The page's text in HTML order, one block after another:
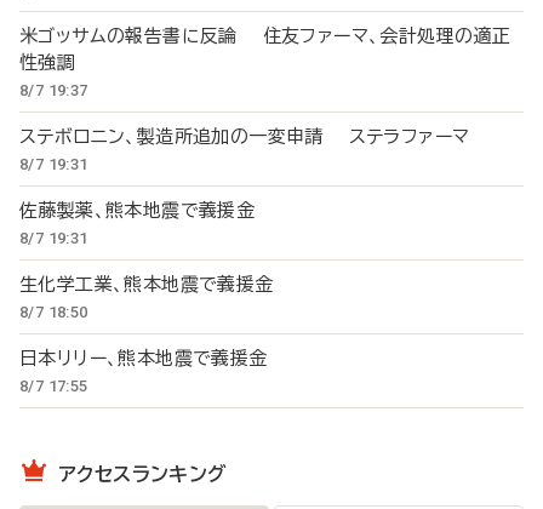
米ゴッサムの報告書に反論 住友ファーマ、会計処理の適正
性強調
8/7 19:37
ステボロニン、製造所追加の一変申請 ステラファーマ
8/7 19:31
佐藤製薬、熊本地震で義援金
8/7 19:31
生化学工業、熊本地震で義援金
8/7 18:50
日本リリー、熊本地震で義援金
8/7 17:55
アクセスランキング